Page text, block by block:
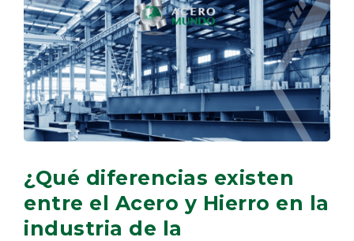
ENERGÍAS
RENOVABLES”
¿Qué diferencias existen
entre el Acero y Hierro en la
industria de la